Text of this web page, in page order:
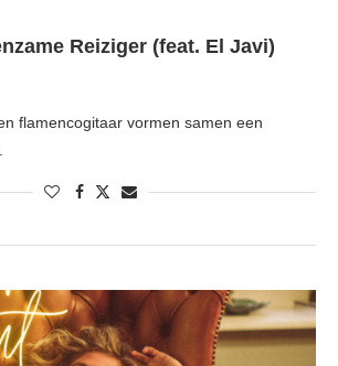
Reiziger (feat. El Javi)
flamencogitaar vormen samen een